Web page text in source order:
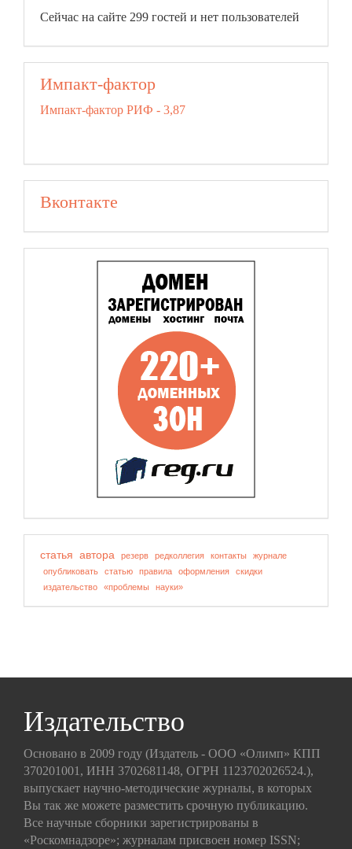
Сейчас на сайте 299 гостей и нет пользователей
Импакт-фактор
Импакт-фактор РИФ - 3,87
Вконтакте
статья автора резерв редколлегия контакты
журнале
опубликовать
статью правила оформления
скидки
издательство
«проблемы науки»
Издательство
Основано в 2009 году (Издатель - ООО «Олимп» КПП
370201001, ИНН 3702681148, ОГРН 1123702026524.),
выпускает научно-методические журналы, в которых
Вы так же можете разместить срочную публикацию.
Все научные сборники зарегистрированы в
«Роскомнадзоре»; журналам присвоен номер ISSN;